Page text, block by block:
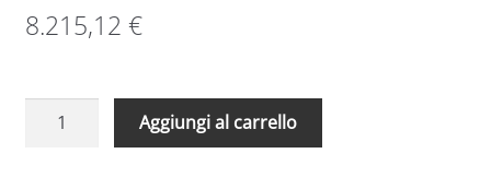
8.215,12 €
FOTOVOLTAICO
Aggiungi al carrello